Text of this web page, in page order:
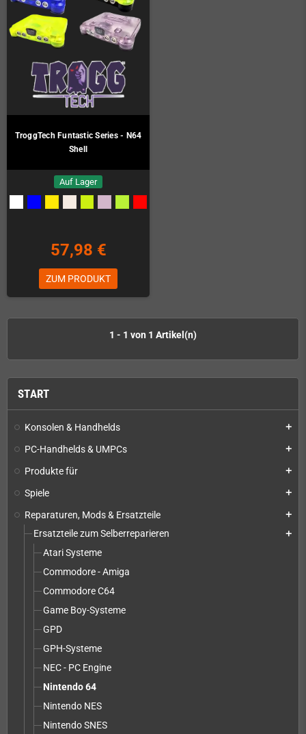
START
Konsolen & Handhelds add
PC-Handhelds & UMPCs add
Produkte für add
Spiele add
Reparaturen, Mods & Ersatzteile add
Ersatzteile zum Selberreparieren add
Atari Systeme
Commodore - Amiga
Commodore C64
Game Boy-Systeme
GPD
GPH-Systeme
NEC - PC Engine
Nintendo 64
Nintendo NES
Nintendo SNES
TroggTech Funtastic Series - N64
Shell
Auf Lager
57,98 €
ZUM PRODUKT
1 - 1 von 1 Artikel(n)